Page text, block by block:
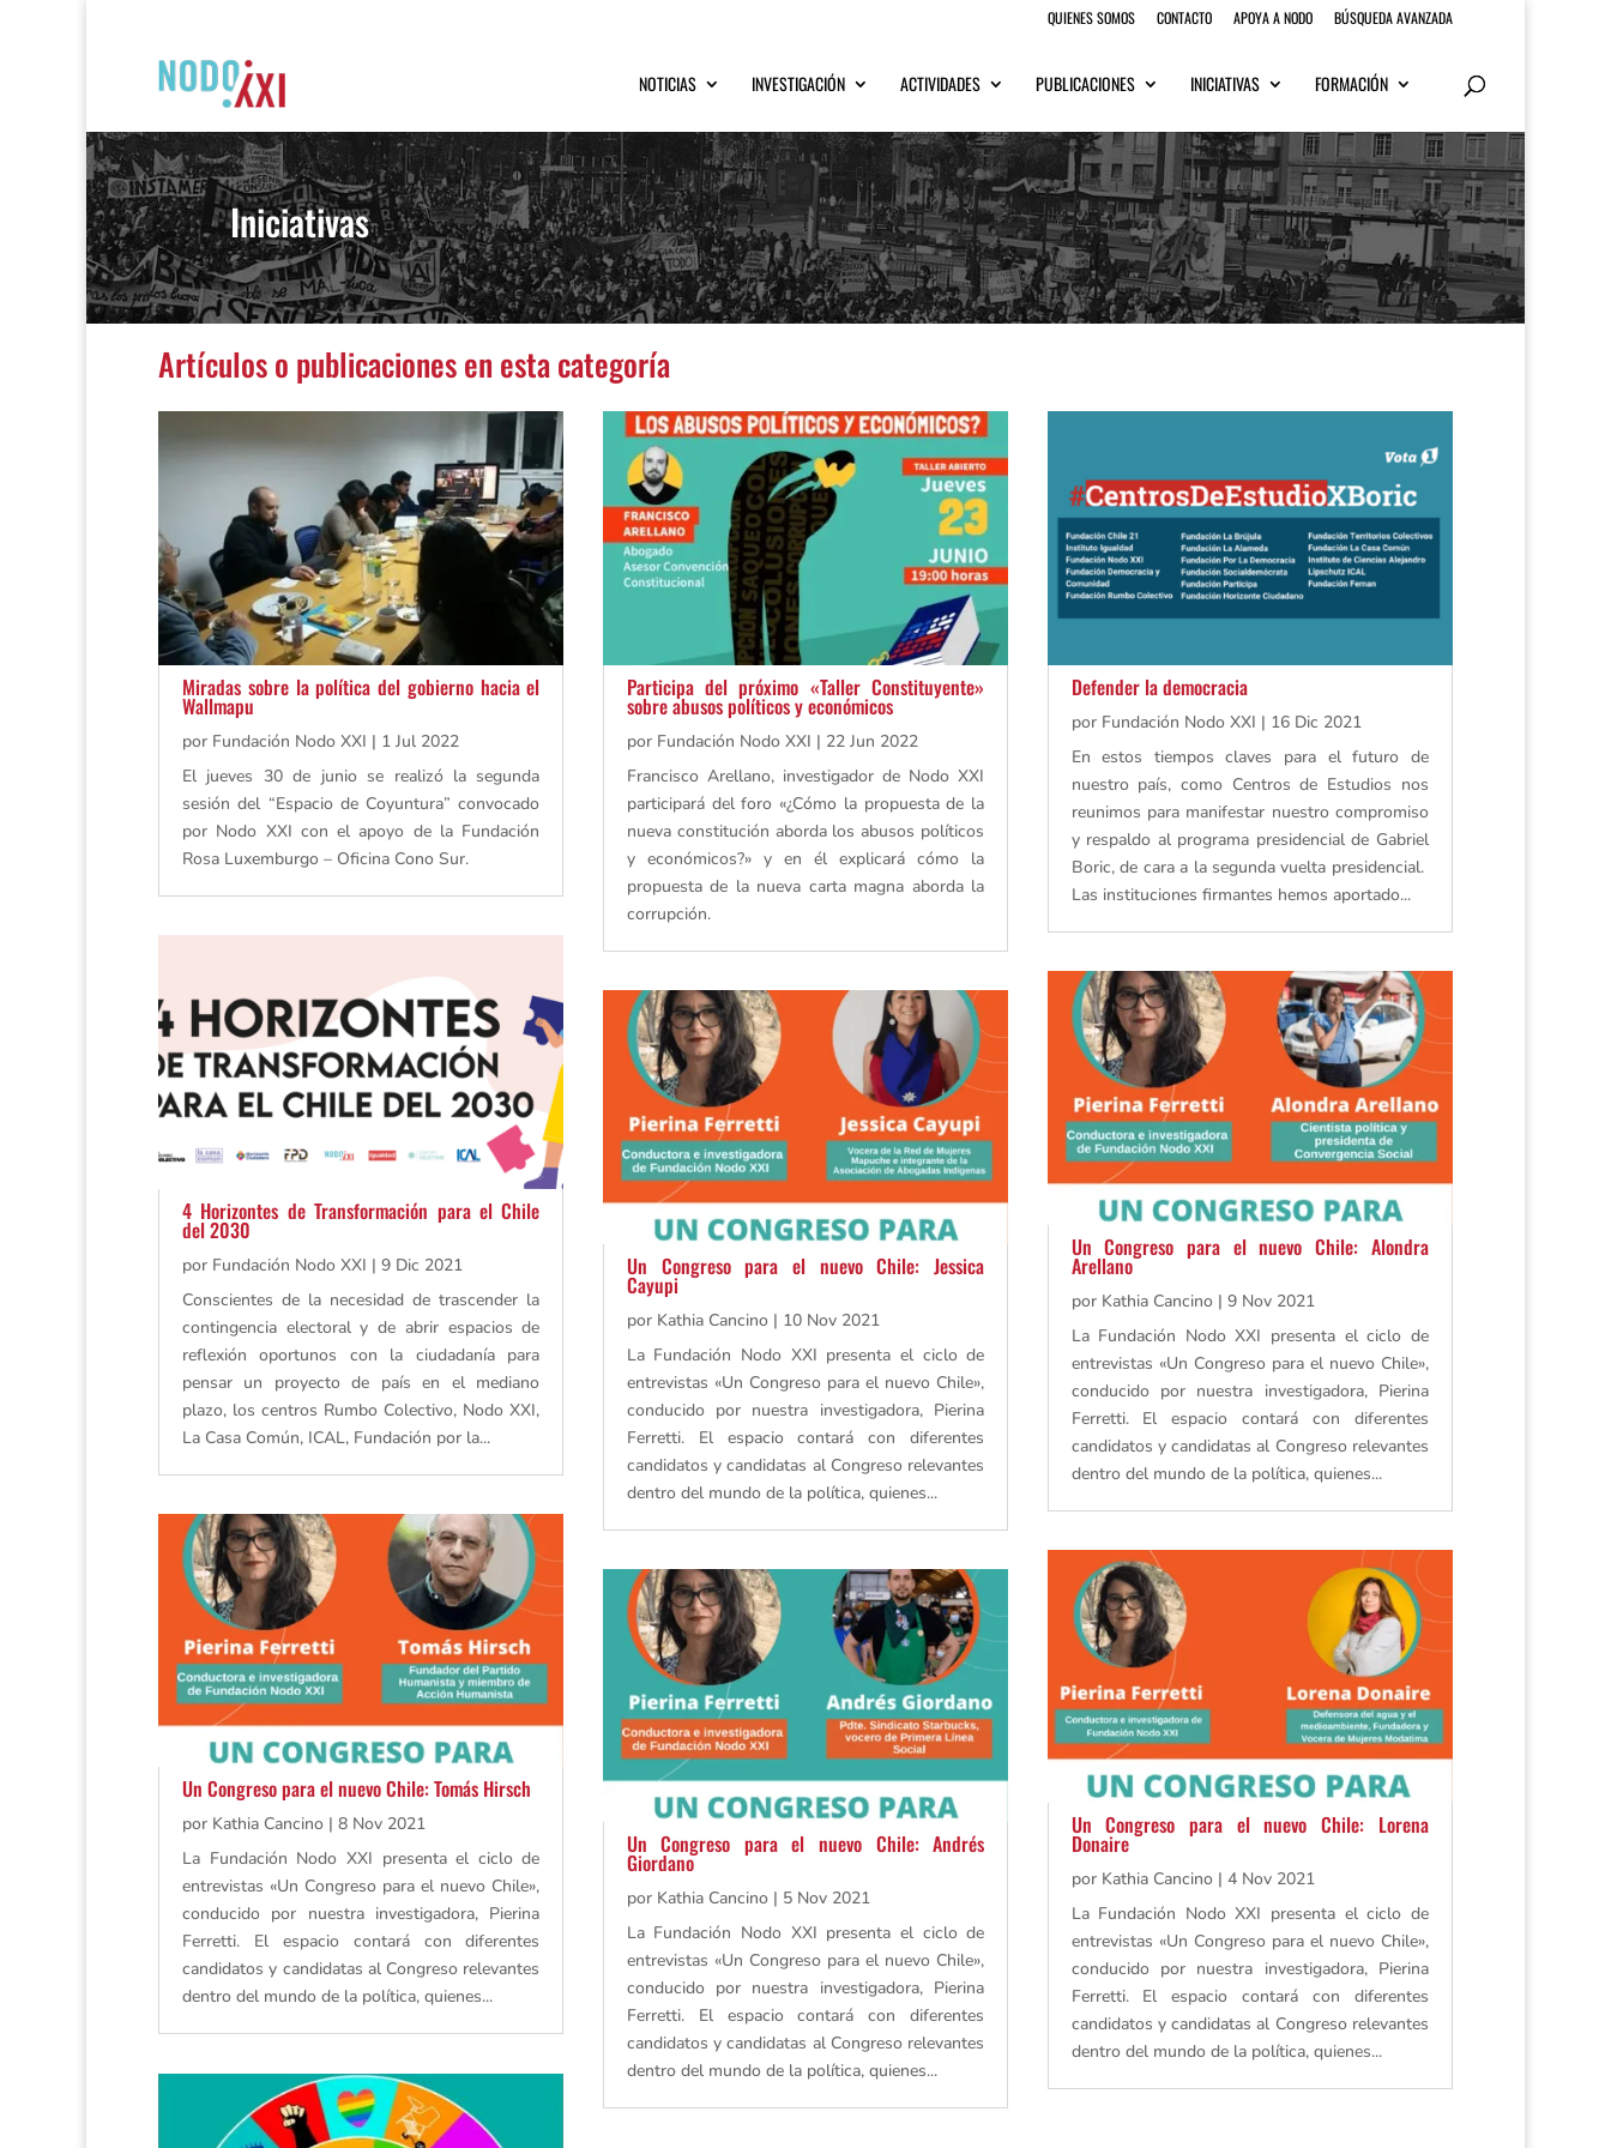
QUIENES SOMOS CONTACTO APOYA A NODO BÚSQUEDA AVANZADA
NOTICIAS INVESTIGACIÓN ACTIVIDADES PUBLICACIONES INICIATIVAS FORMACIÓN
Iniciativas
Artículos o publicaciones en esta categoría
Miradas sobre la política del gobierno hacia el
Wallmapu
por Fundación Nodo XXI | 1 Jul 2022
El jueves 30 de junio se realizó la segunda
sesión del “Espacio de Coyuntura” convocado
por Nodo XXI con el apoyo de la Fundación
Rosa Luxemburgo – Oficina Cono Sur.
4 Horizontes de Transformación para el Chile
del 2030
por Fundación Nodo XXI | 9 Dic 2021
Conscientes de la necesidad de trascender la
contingencia electoral y de abrir espacios de
reflexión oportunos con la ciudadanía para
pensar un proyecto de país en el mediano
plazo, los centros Rumbo Colectivo, Nodo XXI,
La Casa Común, ICAL, Fundación por la...
Un Congreso para el nuevo Chile: Tomás Hirsch
por Kathia Cancino | 8 Nov 2021
La Fundación Nodo XXI presenta el ciclo de
entrevistas «Un Congreso para el nuevo Chile»,
conducido por nuestra investigadora, Pierina
Ferretti. El espacio contará con diferentes
candidatos y candidatas al Congreso relevantes
dentro del mundo de la política, quienes...
Participa del próximo «Taller Constituyente»
sobre abusos políticos y económicos
por Fundación Nodo XXI | 22 Jun 2022
Francisco Arellano, investigador de Nodo XXI
participará del foro «¿Cómo la propuesta de la
nueva constitución aborda los abusos políticos
y económicos?» y en él explicará cómo la
propuesta de la nueva carta magna aborda la
corrupción.
Un Congreso para el nuevo Chile: Jessica
Cayupi
por Kathia Cancino| 10 Nov 2021
La Fundación Nodo XXI presenta el ciclo de
entrevistas «Un Congreso para el nuevo Chile»,
conducido por nuestra investigadora, Pierina
Ferretti. El espacio contará con diferentes
candidatos y candidatas al Congreso relevantes
dentro del mundo de la política, quienes...
Un Congreso para el nuevo Chile: Andrés
Giordano
por Kathia Cancino| 5 Nov 2021
La Fundación Nodo XXI presenta el ciclo de
entrevistas «Un Congreso para el nuevo Chile»,
conducido por nuestra investigadora, Pierina
Ferretti. El espacio contará con diferentes
candidatos y candidatas al Congreso relevantes
dentro del mundo de la política, quienes...
Defender la democracia
por Fundación Nodo XXI | 16 Dic 2021
En estos tiempos claves para el futuro de
nuestro país, como Centros de Estudios nos
reunimos para manifestar nuestro compromiso
y respaldo al programa presidencial de Gabriel
Boric, de cara a la segunda vuelta presidencial.
Las instituciones firmantes hemos aportado...
Un Congreso para el nuevo Chile: Alondra
Arellano
por Kathia Cancino| 9 Nov 2021
La Fundación Nodo XXI presenta el ciclo de
entrevistas «Un Congreso para el nuevo Chile»,
conducido por nuestra investigadora, Pierina
Ferretti. El espacio contará con diferentes
candidatos y candidatas al Congreso relevantes
dentro del mundo de la política, quienes...
Un Congreso para el nuevo Chile: Lorena
Donaire
por Kathia Cancino| 4 Nov 2021
La Fundación Nodo XXI presenta el ciclo de
entrevistas «Un Congreso para el nuevo Chile»,
conducido por nuestra investigadora, Pierina
Ferretti. El espacio contará con diferentes
candidatos y candidatas al Congreso relevantes
dentro del mundo de la política, quienes...